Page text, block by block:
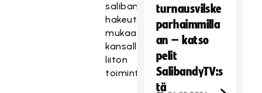
salibandytoimijat
hakeutuvat
mukaan
kansallisen
liiton
toimintaan.
turnausvilske
parhaimmilla
an – katso
pelit
SalibandyTV:s
tä